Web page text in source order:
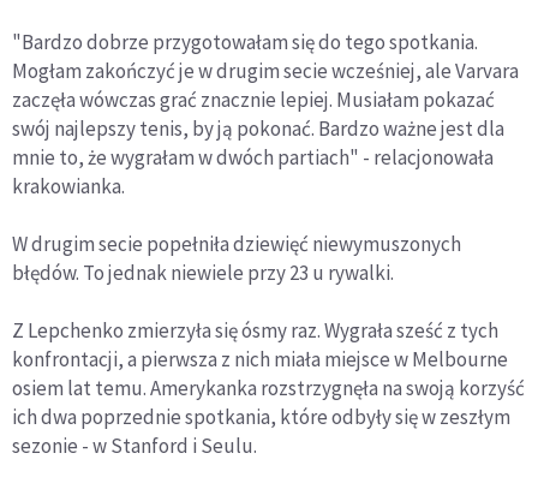
"Bardzo dobrze przygotowałam się do tego spotkania.
Mogłam zakończyć je w drugim secie wcześniej, ale Varvara
zaczęła wówczas grać znacznie lepiej. Musiałam pokazać
swój najlepszy tenis, by ją pokonać. Bardzo ważne jest dla
mnie to, że wygrałam w dwóch partiach" - relacjonowała
krakowianka.
W drugim secie popełniła dziewięć niewymuszonych
błędów. To jednak niewiele przy 23 u rywalki.
Z Lepchenko zmierzyła się ósmy raz. Wygrała sześć z tych
konfrontacji, a pierwsza z nich miała miejsce w Melbourne
osiem lat temu. Amerykanka rozstrzygnęła na swoją korzyść
ich dwa poprzednie spotkania, które odbyły się w zeszłym
sezonie - w Stanford i Seulu.